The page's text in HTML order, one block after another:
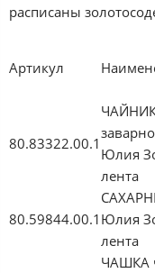
расписаны
Артикул
80.83322.00.1
Юлия
лента
80.59844.00.1 Юлия
лента
ЧАШКА